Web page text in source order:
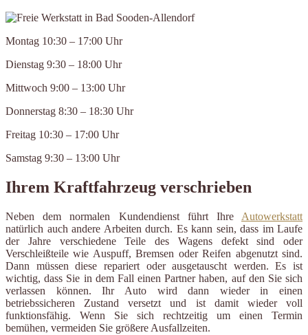
Montag 10:30 – 17:00 Uhr
Dienstag 9:30 – 18:00 Uhr
Mittwoch 9:00 – 13:00 Uhr
Donnerstag 8:30 – 18:30 Uhr
Freitag 10:30 – 17:00 Uhr
Samstag 9:30 – 13:00 Uhr
Ihrem Kraftfahrzeug verschrieben
Neben dem normalen Kundendienst führt Ihre Autowerkstatt
natürlich auch andere Arbeiten durch. Es kann sein, dass im Laufe
der Jahre verschiedene Teile des Wagens defekt sind oder
Verschleißteile wie Auspuff, Bremsen oder Reifen abgenutzt sind.
Dann müssen diese repariert oder ausgetauscht werden. Es ist
wichtig, dass Sie in dem Fall einen Partner haben, auf den Sie sich
verlassen können. Ihr Auto wird dann wieder in einen
betriebssicheren Zustand versetzt und ist damit wieder voll
funktionsfähig. Wenn Sie sich rechtzeitig um einen Termin
bemühen, vermeiden Sie größere Ausfallzeiten.